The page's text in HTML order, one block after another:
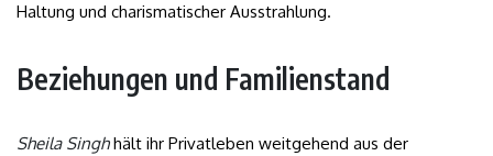
Haltung und charismatischer Ausstrahlung.
Beziehungen und Familienstand
Sheila Singhhält ihr Privatleben weitgehend aus der